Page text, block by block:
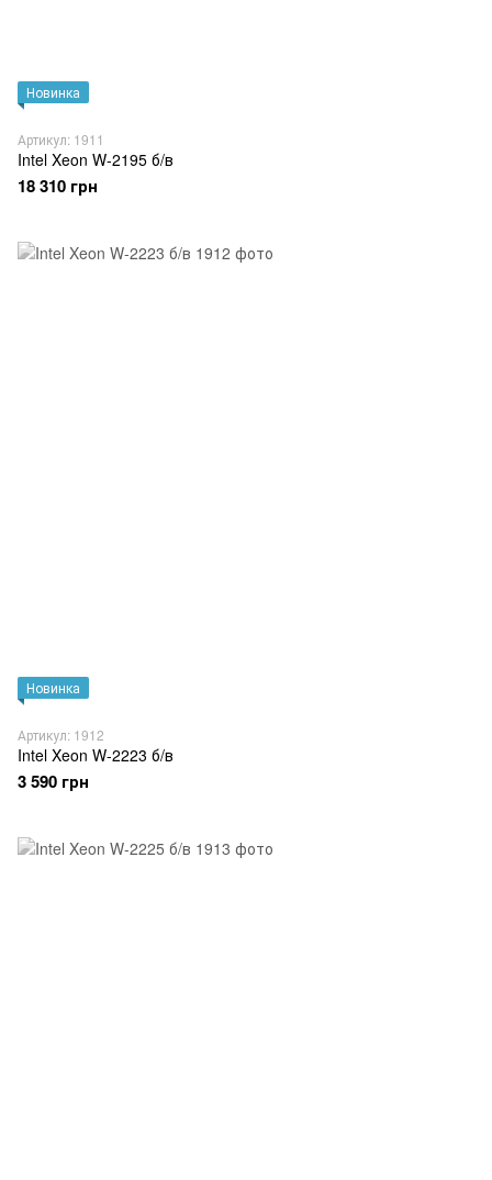
Новинка
Артикул: 1911
Intel Xeon W-2195 б/в
18 310 грн
Новинка
Артикул: 1912
Intel Xeon W-2223 б/в
3 590 грн